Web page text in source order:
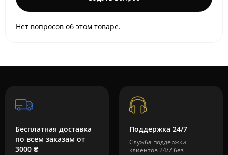
Нет вопросов об этом товаре.
Бесплатная доставка
по всем заказам от
3000 ₴
Поддержка 24/7
Служба поддержки
клиентов 24/7 без